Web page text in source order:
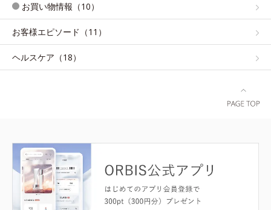
お買い物情報（10）
お客様エピソード（11）
ヘルスケア（18）